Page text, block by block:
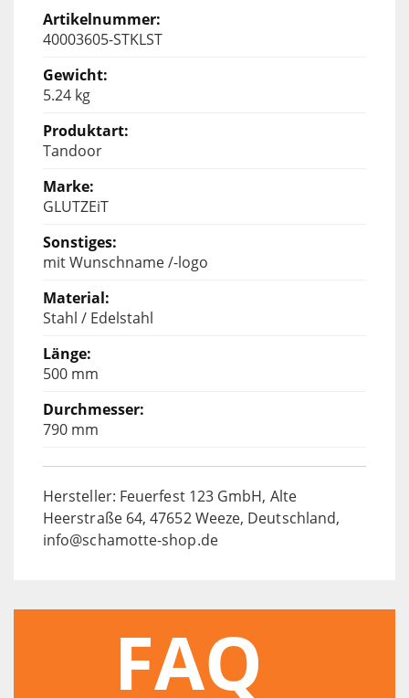
40003605-STKLST
5.24 kg
Tandoor
GLUTZEiT
mit Wunschname /-logo
Stahl / Edelstahl
500 mm
790 mm
Hersteller: Feuerfest 123 GmbH, Alte
Heerstraße 64, 47652 Weeze, Deutschland,
info@schamotte-shop.de
FAQ